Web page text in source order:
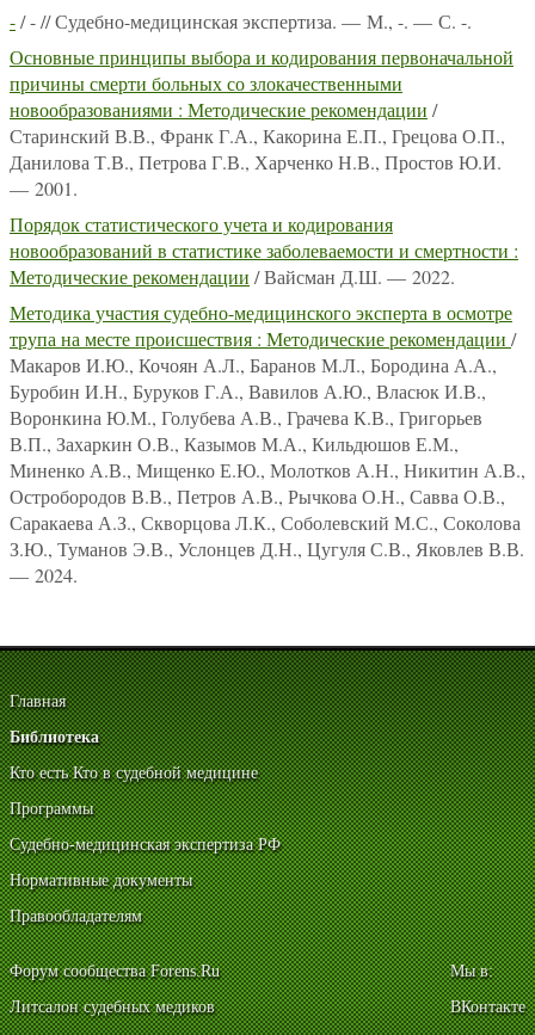
-/ - // Судебно-медицинская экспертиза. — М., -. — С. -.
Основные принципы выбора и кодирования первоначальной
причины смерти больных со злокачественными
новообразованиями : Методические рекомендации /
Старинский В.В., Франк Г.А., Какорина Е.П., Грецова О.П.,
Данилова Т.В., Петрова Г.В., Харченко Н.В., Простов Ю.И.
— 2001.
Порядок статистического учета и кодирования
новообразований в статистике заболеваемости и смертности :
Методические рекомендации / Вайсман Д.Ш. — 2022.
Методика участия судебно-медицинского эксперта в осмотре
трупа на месте происшествия : Методические рекомендации /
Макаров И.Ю., Кочоян А.Л., Баранов М.Л., Бородина А.А.,
Буробин И.Н., Буруков Г.А., Вавилов А.Ю., Власюк И.В.,
Воронкина Ю.М., Голубева А.В., Грачева К.В., Григорьев
В.П., Захаркин О.В., Казымов М.А., Кильдюшов Е.М.,
Миненко А.В., Мищенко Е.Ю., Молотков А.Н., Никитин А.В.,
Остробородов В.В., Петров А.В., Рычкова О.Н., Савва О.В.,
Саракаева А.З., Скворцова Л.К., Соболевский М.С., Соколова
З.Ю., Туманов Э.В., Услонцев Д.Н., Цугуля С.В., Яковлев В.В.
— 2024.
Главная
Библиотека
Кто есть Кто в судебной медицине
Программы
Судебно-медицинская экспертиза РФ
Нормативные документы
Правообладателям
Форум сообщества Forens.Ru
Литсалон судебных медиков
Мы в:
ВКонтакте